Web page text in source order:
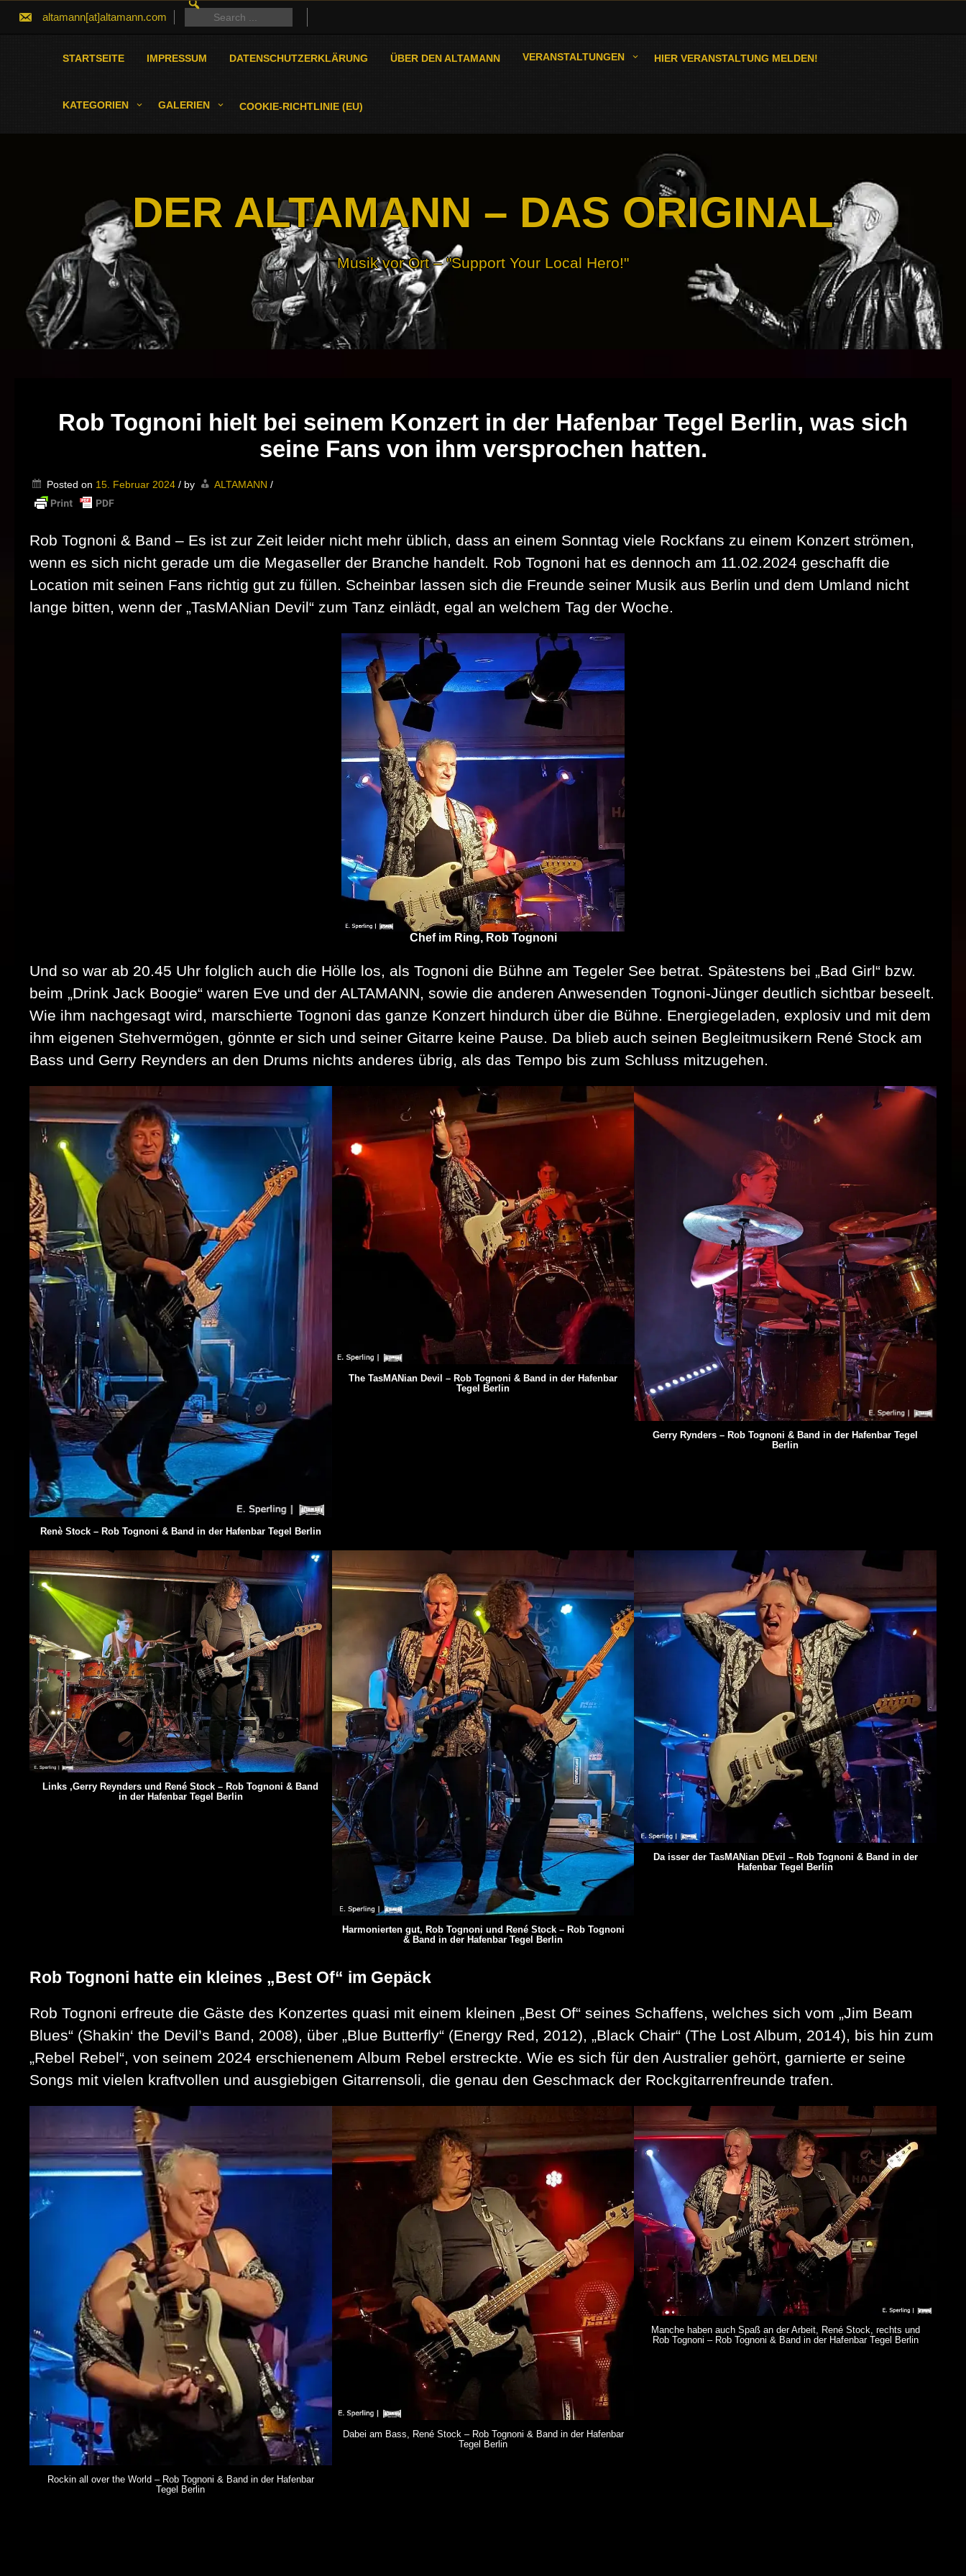
altamann[at]altamann.com
FOR:
Search
for:
STARTSEITE IMPRESSUM DATENSCHUTZERKLÄRUNG ÜBER DEN ALTAMANN VERANSTALTUNGEN HIER VERANSTALTUNG MELDEN!
KATEGORIEN GALERIEN COOKIE-RICHTLINIE (EU)
DER ALTAMANN – DAS ORIGINAL
Musik vor Ort – "Support Your Local Hero!"
Rob Tognoni hielt bei seinem Konzert in der Hafenbar Tegel Berlin, was sich
seine Fans von ihm versprochen hatten.
Posted on 15. Februar 2024 / by ALTAMANN /
Rob Tognoni & Band – Es ist zur Zeit leider nicht mehr üblich, dass an einem Sonntag viele Rockfans zu einem Konzert strömen,
wenn es sich nicht gerade um die Megaseller der Branche handelt. Rob Tognoni hat es dennoch am 11.02.2024 geschafft die
Location mit seinen Fans richtig gut zu füllen. Scheinbar lassen sich die Freunde seiner Musik aus Berlin und dem Umland nicht
lange bitten, wenn der „TasMANian Devil“ zum Tanz einlädt, egal an welchem Tag der Woche.
Chef im Ring, Rob Tognoni
Und so war ab 20.45 Uhr folglich auch die Hölle los, als Tognoni die Bühne am Tegeler See betrat. Spätestens bei „Bad Girl“ bzw.
beim „Drink Jack Boogie“ waren Eve und der ALTAMANN, sowie die anderen Anwesenden Tognoni-Jünger deutlich sichtbar beseelt.
Wie ihm nachgesagt wird, marschierte Tognoni das ganze Konzert hindurch über die Bühne. Energiegeladen, explosiv und mit dem
ihm eigenen Stehvermögen, gönnte er sich und seiner Gitarre keine Pause. Da blieb auch seinen Begleitmusikern René Stock am
Bass und Gerry Reynders an den Drums nichts anderes übrig, als das Tempo bis zum Schluss mitzugehen.
Renè Stock – Rob Tognoni & Band in der Hafenbar Tegel Berlin
The TasMANian Devil – Rob Tognoni & Band in der Hafenbar
Tegel Berlin
Gerry Rynders – Rob Tognoni & Band in der Hafenbar Tegel
Berlin
Links ,Gerry Reynders und René Stock – Rob Tognoni & Band
in der Hafenbar Tegel Berlin
Harmonierten gut, Rob Tognoni und René Stock – Rob Tognoni
& Band in der Hafenbar Tegel Berlin
Da isser der TasMANian DEvil – Rob Tognoni & Band in der
Hafenbar Tegel Berlin
Rob Tognoni hatte ein kleines „Best Of“ im Gepäck
Rob Tognoni erfreute die Gäste des Konzertes quasi mit einem kleinen „Best Of“ seines Schaffens, welches sich vom „Jim Beam
Blues“ (Shakin‘ the Devil’s Band, 2008), über „Blue Butterfly“ (Energy Red, 2012), „Black Chair“ (The Lost Album, 2014), bis hin zum
„Rebel Rebel“, von seinem 2024 erschienenem Album Rebel erstreckte. Wie es sich für den Australier gehört, garnierte er seine
Songs mit vielen kraftvollen und ausgiebigen Gitarrensoli, die genau den Geschmack der Rockgitarrenfreunde trafen.
Rockin all over the World – Rob Tognoni & Band in der Hafenbar
Tegel Berlin
Dabei am Bass, René Stock – Rob Tognoni & Band in der Hafenbar
Tegel Berlin
Manche haben auch Spaß an der Arbeit, René Stock, rechts und
Rob Tognoni – Rob Tognoni & Band in der Hafenbar Tegel Berlin